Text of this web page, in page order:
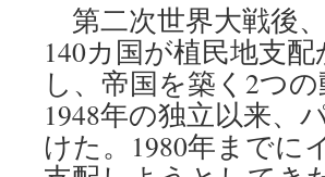
第二次世界大戦後
140カ国が植民地支
し、帝国を築く2つ
1948年の独立以来、
けた。1980年までに